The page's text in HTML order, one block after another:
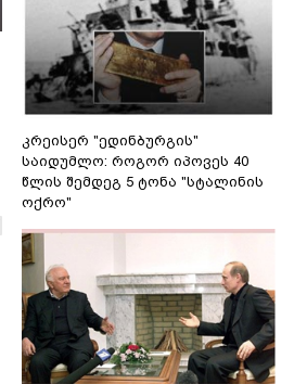
კრეისერ "ედინბურგის"
საიდუმლო: როგორ იპოვეს 40
წლის შემდეგ 5 ტონა "სტალინის
ოქრო"